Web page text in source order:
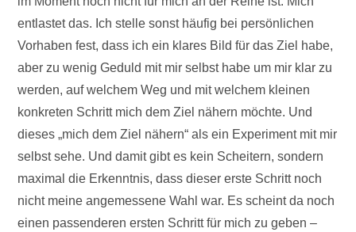
entlastet das. Ich stelle sonst häufig bei persönlichen
Vorhaben fest, dass ich ein klares Bild für das Ziel habe,
aber zu wenig Geduld mit mir selbst habe um mir klar zu
werden, auf welchem Weg und mit welchem kleinen
konkreten Schritt mich dem Ziel nähern möchte. Und
dieses „mich dem Ziel nähern“ als ein Experiment mit mir
selbst sehe. Und damit gibt es kein Scheitern, sondern
maximal die Erkenntnis, dass dieser erste Schritt noch
nicht meine angemessene Wahl war. Es scheint da noch
einen passenderen ersten Schritt für mich zu geben –